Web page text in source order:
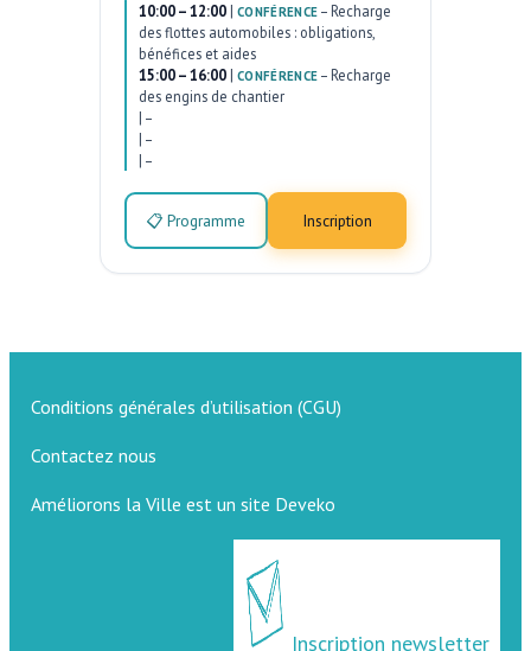
10:00 – 12:00 | CONFÉRENCE – Recharge
des flottes automobiles : obligations,
bénéfices et aides
15:00 – 16:00 | CONFÉRENCE – Recharge
des engins de chantier
| –
| –
| –
📋 Programme Inscription
Conditions générales d’utilisation (CGU)
Contactez nous
Améliorons la Ville est un site Deveko
Inscription newsletter